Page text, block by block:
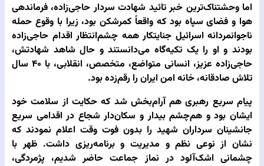
اما وحشتناک‌ترین خبر تائید شهادت سردار حاجی‌زاده، فرماندهی
هوا و فضای سپاه بود که واقعاً کمرشکن بود، زیرا با وقوع حمله
ناجوانمردانه اسرائیل جنایتکار همه چشم‌انتظار اقدام حاجی‌زاده
بودند و او را یک تکیه‌گاه می‌دانستند و حال شاهد شهادتش،
حاجی‌زاده عزیز، انسانی متواضع، متخصص، انقلابی، با ۴۰ سال
تلاش صادقانه، خانه امن ایران را رقم‌زده بود.
پیام سریع رهبری هم آرام‌بخش شد که حکایت از سلامت خود
ایشان بود و هم‌چشم بیدار و سکان‌دار شجاع در اقدامی سریع
جانشینان سرداران شهید را بدون فوت وقت اعلام نمودند که
نشان از نوعی نظم و مدیریت و برنامه‌ریزی داشت. ظهر با
چشمانی اشک‌آلود در نماز جماعت حاضر شدیم، پژمردگی،